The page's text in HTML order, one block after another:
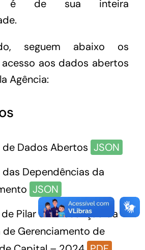
é de sua inteira
seguem abaixo os
aos dados abertos
Agência:
de Dados Abertos JSON
Dependências da
JSON
Pilar 3 – Descrição da
de Gerenciamento de